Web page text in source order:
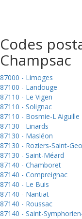
Codes
Champsac
87000 - Limoges
87100 - Landouge
87110 - Le Vigen
87110 - Solignac
87110 - Bosmie-L'Aiguille
87130 - Linards
87130 - Masléon
87130 - Roziers-Saint-
87130 - Saint-Méard
87140 - Chamboret
87140 - Compreignac
87140 - Le Buis
87140 - Nantiat
87140 - Roussac
87140 - Saint-